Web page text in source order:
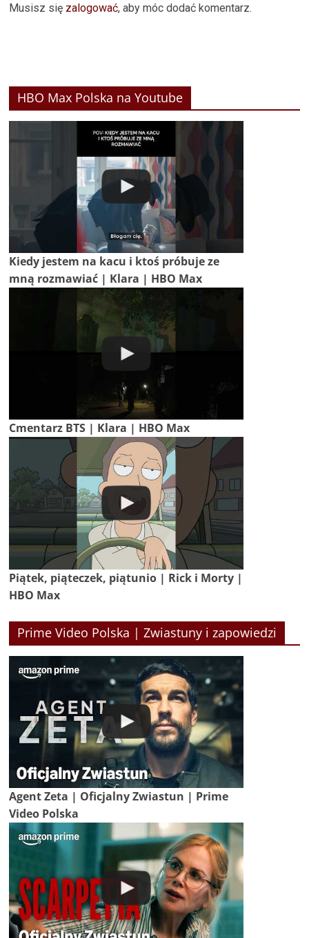
Musisz się zalogować, aby móc dodać komentarz.
HBO Max Polska na Youtube
Kiedy jestem na kacu i ktoś próbuje ze
mną rozmawiać | Klara | HBO Max
Cmentarz BTS | Klara | HBO Max
Piątek, piąteczek, piątunio | Rick i Morty |
HBO Max
Prime Video Polska | Zwiastuny i zapowiedzi
Agent Zeta | Oficjalny Zwiastun | Prime
Video Polska